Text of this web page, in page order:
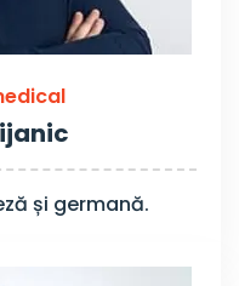
și germană.